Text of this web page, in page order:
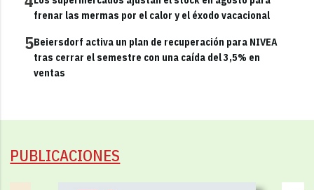
frenar las mermas por el calor y el éxodo vacacional
5Beiersdorf activa un plan de recuperación para NIVEA
tras cerrar el semestre con una caída del 3,5% en
ventas
PUBLICACIONES